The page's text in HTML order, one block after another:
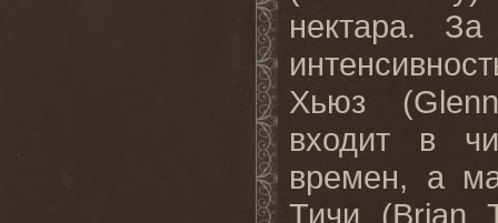
нектара.
Хьюз (Glenn
входит в
времен, а
Тичи (Brian